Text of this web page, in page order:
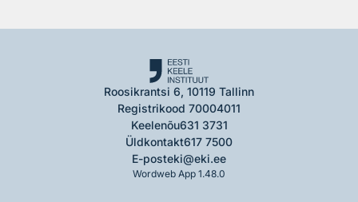
Roosikrantsi 6, 10119 Tallinn
Registrikood 70004011
Keelenõu631 3731
Üldkontakt617 7500
E-posteki@eki.ee
Wordweb App 1.48.0